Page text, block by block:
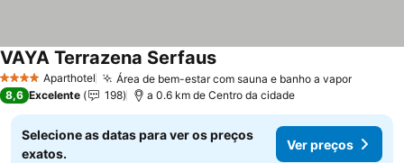
4 EstrelasAparthotel Área de bem-estar com sauna e banho a vapor
VAYA Terrazena Serfaus
8,6 Excelente 198 a 0.6 km de Centro da cidade
Selecione as datas para ver os preços
exatos.
Ver preços